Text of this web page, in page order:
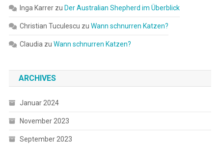
Inga Karrerzu Der Australian Shepherd im Überblick
Christian Tuculescu zu Wann schnurren Katzen?
Claudia zu Wann schnurren Katzen?
ARCHIVES
Januar 2024
November 2023
September 2023